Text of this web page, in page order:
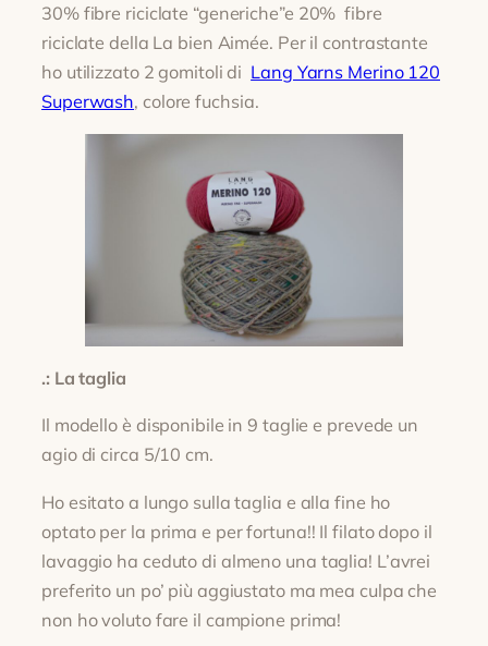
30% fibre riciclate “generiche”e 20% fibre
riciclate della La bien Aimée. Per il contrastante
ho utilizzato 2 gomitoli di Lang Yarns Merino 120
Superwash, colore fuchsia.
.: La taglia
Il modello è disponibile in 9 taglie e prevede un
agio di circa 5/10 cm.
Ho esitato a lungo sulla taglia e alla fine ho
optato per la prima e per fortuna!! Il filato dopo il
lavaggio ha ceduto di almeno una taglia! L’avrei
preferito un po’ più aggiustato ma mea culpa che
non ho voluto fare il campione prima!